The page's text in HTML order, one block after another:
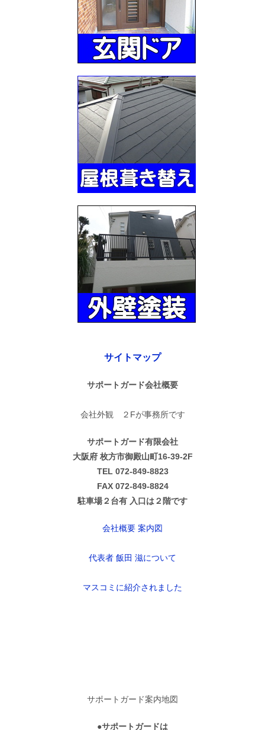
サイトマップ
サポートガード会社概要
会社外観 ２Fが事務所です
サポートガード有限会社
大阪府 枚方市御殿山町16-39-2F
TEL 072-849-8823
FAX 072-849-8824
駐車場２台有 入口は２階です
会社概要 案内図
代表者 飯田 滋について
マスコミに紹介されました
サポートガード案内地図
●サポートガードは